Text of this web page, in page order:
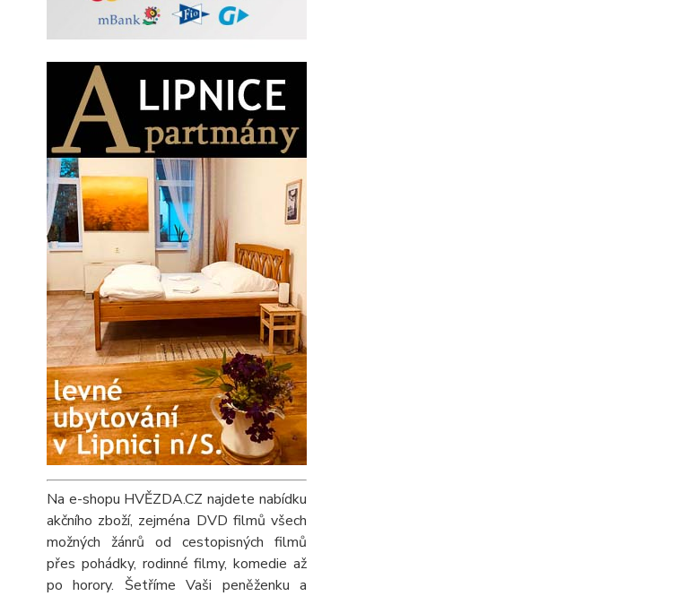
Na e-shopu HVĚZDA.CZ najdete nabídku
akčního zboží, zejména DVD filmů všech
možných žánrů od cestopisných filmů
přes pohádky, rodinné filmy, komedie až
po horory. Šetříme Vaši peněženku a